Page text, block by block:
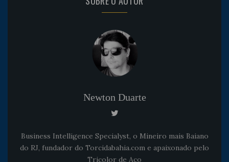
Newton Duarte
Business Intelligence Specialyst, o Mineiro mais Baiano
do RJ, fundador do Torcidabahia.com e apaixonado pelo
Tricolor de Aço